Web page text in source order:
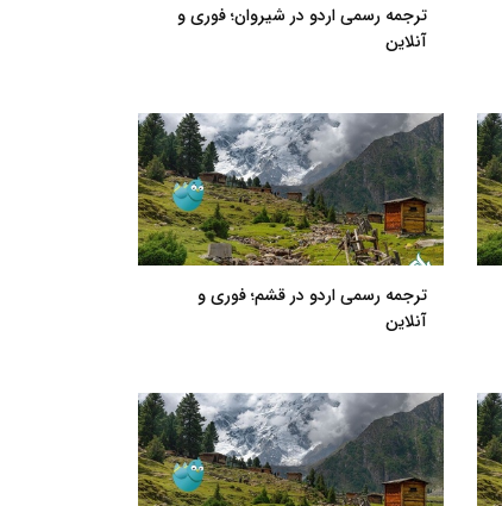
ترجمه رسمی اردو در شیروان؛ فوری و
آنلاین
ترجمه رسمی اردو در قشم؛ فوری و
آنلاین